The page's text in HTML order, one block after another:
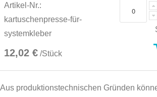
Artikel-Nr.:
kartuschenpresse-für-
systemkleber
12,02 € /Stück
Aus produktionstechnischen Gründen